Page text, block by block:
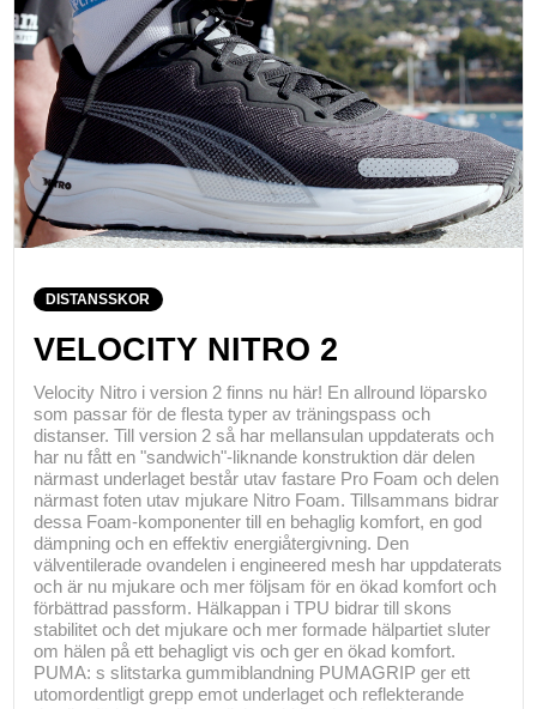
DISTANSSKOR
VELOCITY NITRO 2
Velocity Nitro i version 2 finns nu här! En allround löparsko
som passar för de flesta typer av träningspass och
distanser. Till version 2 så har mellansulan uppdaterats och
har nu fått en "sandwich"-liknande konstruktion där delen
närmast underlaget består utav fastare Pro Foam och delen
närmast foten utav mjukare Nitro Foam. Tillsammans bidrar
dessa Foam-komponenter till en behaglig komfort, en god
dämpning och en effektiv energiåtergivning. Den
välventilerade ovandelen i engineered mesh har uppdaterats
och är nu mjukare och mer följsam för en ökad komfort och
förbättrad passform. Hälkappan i TPU bidrar till skons
stabilitet och det mjukare och mer formade hälpartiet sluter
om hälen på ett behagligt vis och ger en ökad komfort.
PUMA: s slitstarka gummiblandning PUMAGRIP ger ett
utomordentligt grepp emot underlaget och reflekterande